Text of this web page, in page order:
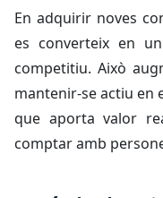
En adquirir noves
es converteix en
competitiu. Això
mantenir-se actiu en
que aporta valor
comptar amb